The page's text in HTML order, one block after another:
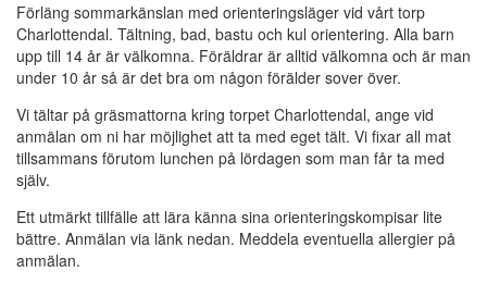
Förläng sommarkänslan med orienteringsläger vid vårt torp
Charlottendal. Tältning, bad, bastu och kul orientering. Alla barn
upp till 14 år är välkomna. Föräldrar är alltid välkomna och är man
under 10 år så är det bra om någon förälder sover över.
Vi tältar på gräsmattorna kring torpet Charlottendal, ange vid
anmälan om ni har möjlighet att ta med eget tält. Vi fixar all mat
tillsammans förutom lunchen på lördagen som man får ta med
själv.
Ett utmärkt tillfälle att lära känna sina orienteringskompisar lite
bättre. Anmälan via länk nedan. Meddela eventuella allergier på
anmälan.